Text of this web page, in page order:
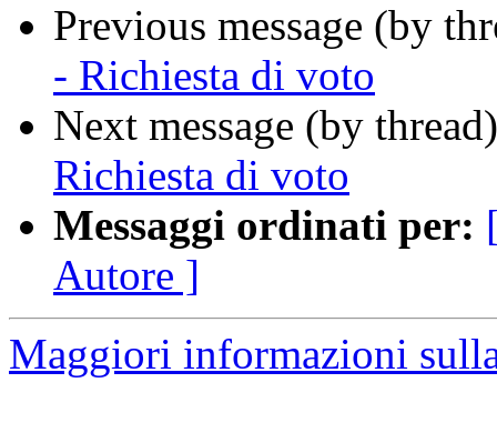
Previous message (by
- Richiesta di voto
Next message (by
Richiesta di voto
Messaggi ordinati per:
Autore ]
Maggiori informazioni